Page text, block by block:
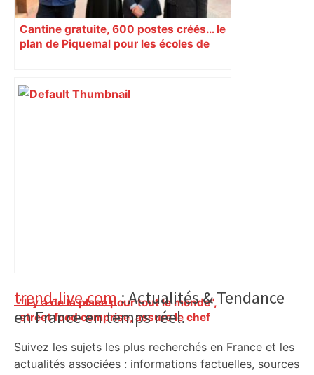
Cantine gratuite, 600 postes créés… le
plan de Piquemal pour les écoles de
"Il y a de la place pour tout le monde",
street food comprise, assure le chef
menu spécial pour le rooftop "Ma Biche
sur le Toit" – ladepeche.fr
Primary
Sidebar
trend-live.com: Actualités & Tendance
en France en temps réel.
Suivez les sujets les plus recherchés en France et les
actualités associées : informations factuelles, sources